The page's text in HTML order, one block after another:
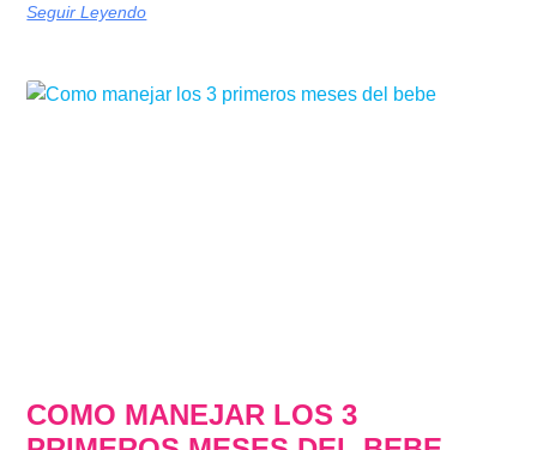
Seguir Leyendo
COMO MANEJAR LOS 3